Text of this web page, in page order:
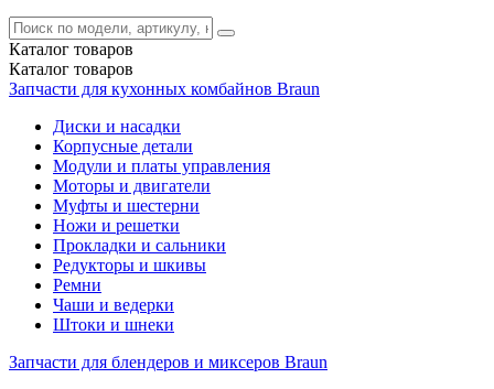
Каталог товаров
Каталог товаров
Запчасти для кухонных комбайнов Braun
Диски и насадки
Корпусные детали
Модули и платы управления
Моторы и двигатели
Муфты и шестерни
Ножи и решетки
Прокладки и сальники
Редукторы и шкивы
Ремни
Чаши и ведерки
Штоки и шнеки
Запчасти для блендеров и миксеров Braun